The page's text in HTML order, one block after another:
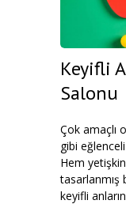
Keyifli
Salonu
Çok amaçlı
gibi
Hem
tasarlanmış
keyifli